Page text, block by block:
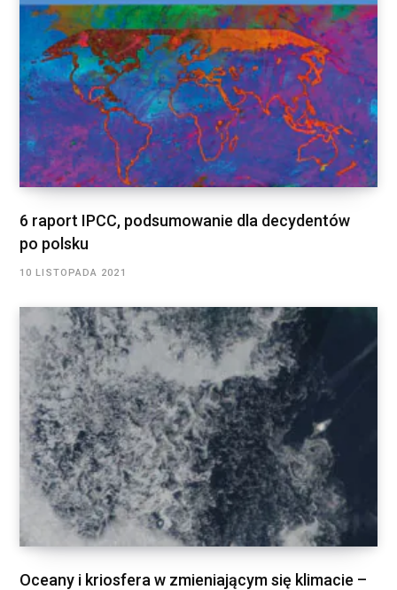
6 raport IPCC, podsumowanie dla decydentów
po polsku
10 LISTOPADA 2021
Oceany i kriosfera w zmieniającym się klimacie –